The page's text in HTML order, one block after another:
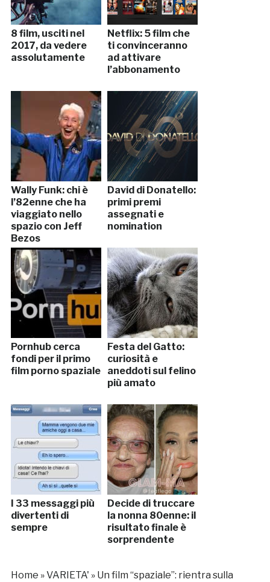
8 film, usciti nel
2017, da vedere
assolutamente
Netflix: 5 film che
ti convinceranno
ad attivare
l’abbonamento
Wally Funk: chi è
l’82enne che ha
viaggiato nello
spazio con Jeff
Bezos
David di Donatello:
primi premi
assegnati e
nomination
Pornhub cerca
fondi per il primo
film porno spaziale
Festa del Gatto:
curiosità e
aneddoti sul felino
più amato
I 33 messaggi più
divertenti di
sempre
Decide di truccare
la nonna 80enne: il
risultato finale è
sorprendente
Home »VARIETA' » Un film “spaziale”: rientra sulla